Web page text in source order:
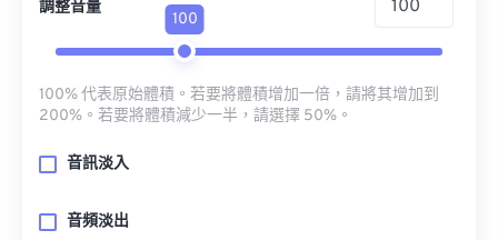
調整音量
100
100% 代表原始體積。若要將體積增加一倍，請將其增加到
200%。若要將體積減少一半，請選擇 50%。
音訊淡入
音頻淡出